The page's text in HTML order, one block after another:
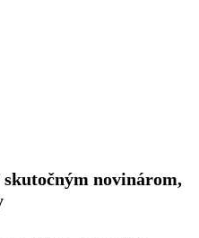
novinárom,